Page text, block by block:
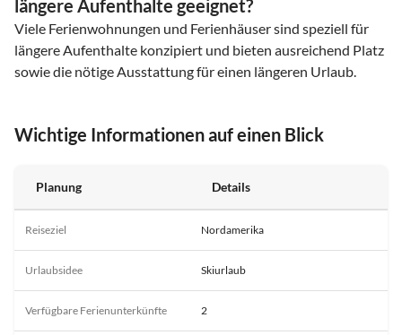
längere Aufenthalte geeignet?
Viele Ferienwohnungen und Ferienhäuser sind speziell für
längere Aufenthalte konzipiert und bieten ausreichend Platz
sowie die nötige Ausstattung für einen längeren Urlaub.
Wichtige Informationen auf einen Blick
Planung Details
Reiseziel Nordamerika
Urlaubsidee Skiurlaub
Verfügbare Ferienunterkünfte 2